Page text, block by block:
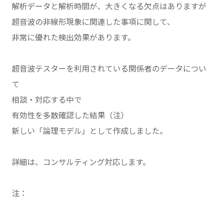
解析データと解析時間が、大きくなる欠点はありますが
超音波の非線形現象に関連した事項に関して、
非常に優れた検出効果があります。
超音波テスターを利用されている関係者のデータについ
て
相談・対応する中で
有効性を多数確認した結果（注）
新しい「論理モデル」として作成しました。
詳細は、コンサルティング対応します。
注：